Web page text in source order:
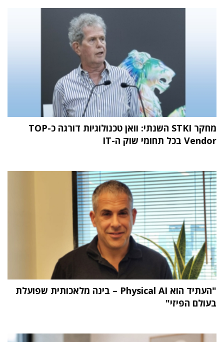
מחקר STKI השנתי: וואן טכנולוגיות דורגה כ-TOP
Vendor בכל תחומי שוק ה-IT
"העתיד הוא Physical AI – בינה מלאכותית שפועלת
בעולם הפיזי"